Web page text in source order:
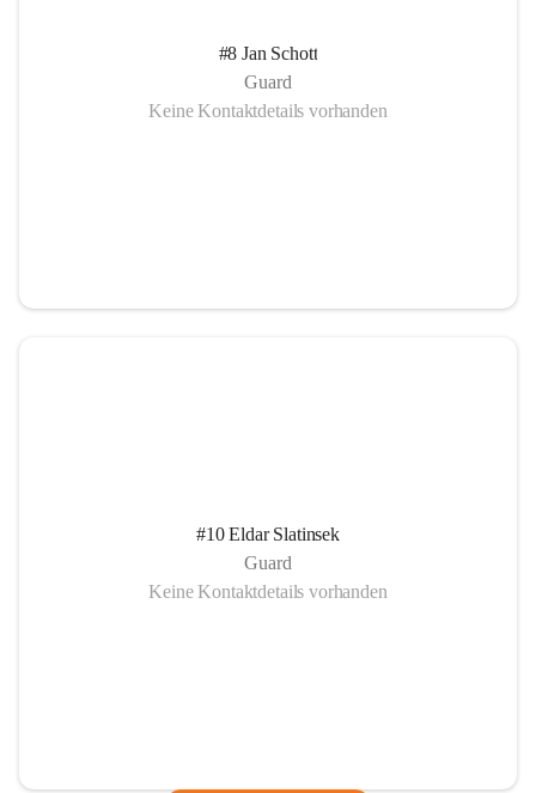
#8 Jan Schott
Guard
Keine Kontaktdetails vorhanden
#10 Eldar Slatinsek
Guard
Keine Kontaktdetails vorhanden